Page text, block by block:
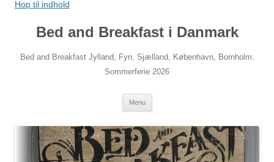
Hop til indhold
Bed and Breakfast i Danmark
Bed and Breakfast Jylland, Fyn, Sjælland, København, Bornholm.
Sommerferie 2026
Menu